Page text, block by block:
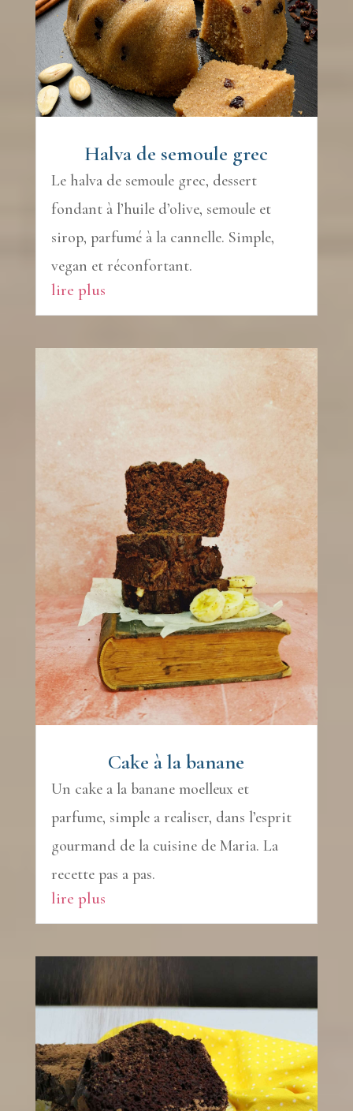
Halva de semoule grec
Le halva de semoule grec, dessert
fondant à l’huile d’olive, semoule et
sirop, parfumé à la cannelle. Simple,
vegan et réconfortant.
lire plus
Cake à la banane
Un cake a la banane moelleux et
parfume, simple a realiser, dans l’esprit
gourmand de la cuisine de Maria. La
recette pas a pas.
lire plus